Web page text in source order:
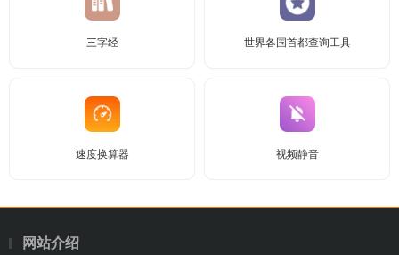
三字经 世界各国首都查询工具
速度换算器 视频静音
网站介绍